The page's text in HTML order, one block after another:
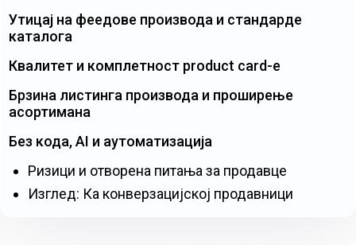
Утицај на феедове производа и стандарде
каталога
Квалитет и комплетност product card-е
Брзина листинга производа и проширење
асортимана
Без кода, AI и аутоматизација
Ризици и отворена питања за продавце
Изглед: Ка конверзацијској продавници